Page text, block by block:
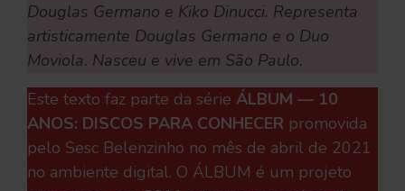
Douglas Germano e Kiko Dinucci. Representa
artisticamente Douglas Germano e o Duo
Moviola. Nasceu e vive em São Paulo.
Este texto faz parte da série ÁLBUM — 10
ANOS: DISCOS PARA CONHECER promovida
pelo Sesc Belenzinho no mês de abril de 2021
no ambiente digital. O ÁLBUM é um projeto